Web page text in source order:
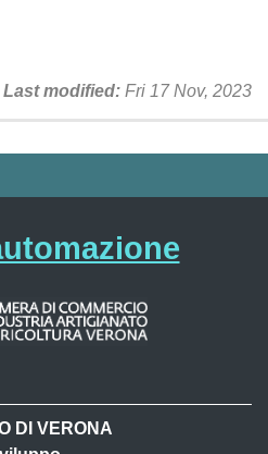
Last modified Fri 17 Nov, 2023
DI VERONA